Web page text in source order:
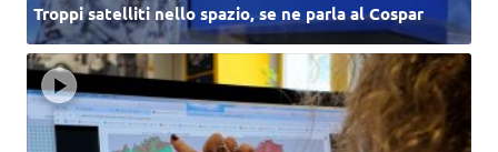
Troppi satelliti nello spazio, se ne parla al Cospar